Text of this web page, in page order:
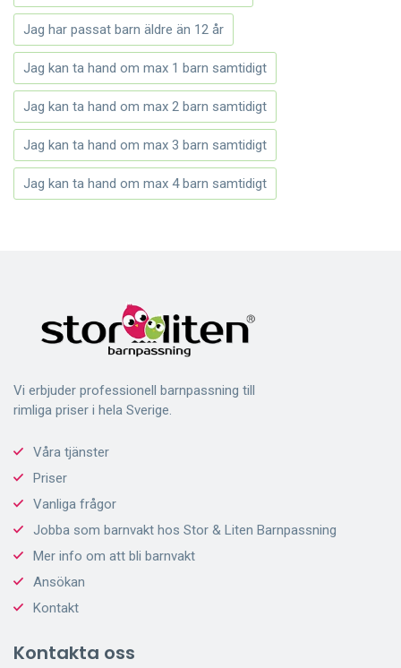
Jag har passat barn äldre än 12 år
Jag kan ta hand om max 1 barn samtidigt
Jag kan ta hand om max 2 barn samtidigt
Jag kan ta hand om max 3 barn samtidigt
Jag kan ta hand om max 4 barn samtidigt
Vi erbjuder professionell barnpassning till
rimliga priser i hela Sverige.
Våra tjänster
Priser
Vanliga frågor
Jobba som barnvakt hos Stor & Liten Barnpassning
Mer info om att bli barnvakt
Ansökan
Kontakt
Kontakta oss